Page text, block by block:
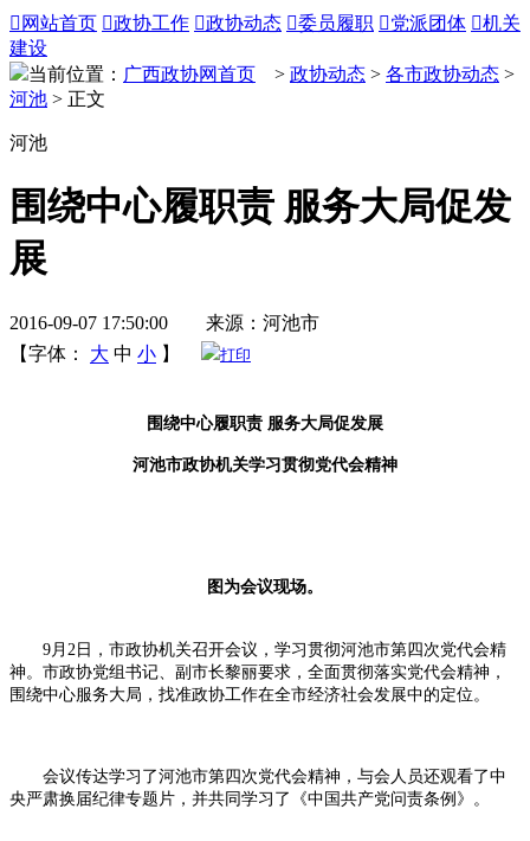
 网站首页 政协工作 政协动态 委员履职 党派团体 机关
建设
当前位置： 广西政协网首页 > 政协动态 > 各市政协动态 >
河池 > 正文
河池
围绕中心履职责 服务大局促发
展
2016-09-07 17:50:00 来源：河池市
【字体：
大 中 小 】 打印
围绕中心履职责 服务大局促发展
河池市政协机关学习贯彻党代会精神
图为会议现场。
9月2日，市政协机关召开会议，学习贯彻河池市第四次党代会精
神。市政协党组书记、副市长黎丽要求，全面贯彻落实党代会精神，
围绕中心服务大局，找准政协工作在全市经济社会发展中的定位。
会议传达学习了河池市第四次党代会精神，与会人员还观看了中
央严肃换届纪律专题片，并共同学习了《中国共产党问责条例》。